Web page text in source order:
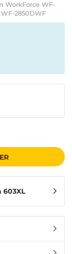
WorkForce WF-
2850DWF
603XL